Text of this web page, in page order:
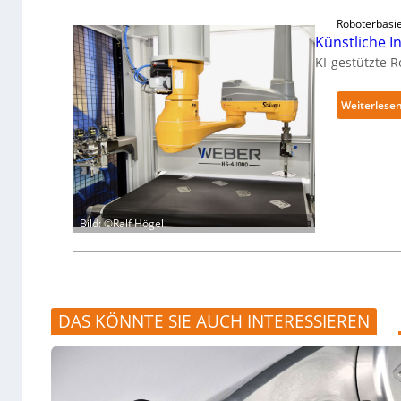
Bild: ©Ralf Högel
Künstliche
KI-gestützte
Weiterlesen
DAS KÖNNTE SIE AUCH INTERESSIEREN